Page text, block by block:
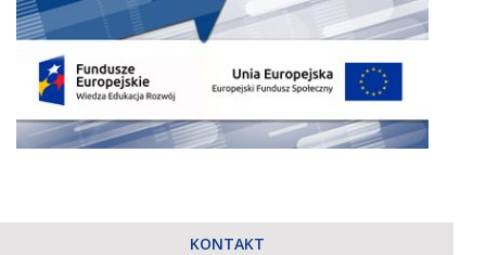
KONTAKT